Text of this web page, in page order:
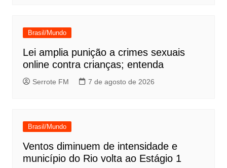
Brasil/Mundo
Lei amplia punição a crimes sexuais
online contra crianças; entenda
Serrote FM 7 de agosto de 2026
Brasil/Mundo
Ventos diminuem de intensidade e
município do Rio volta ao Estágio 1